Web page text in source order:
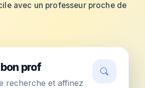
avec un professeur proche de
prof
recherche et affinez